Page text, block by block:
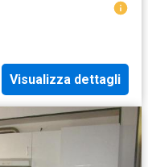
Visualizza dettagli